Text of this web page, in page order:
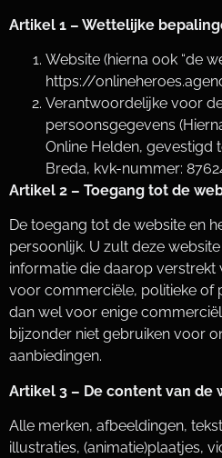
Artikel 1 – Wettelijke
Website (hierna ook “de
https://
Verantwoordelijke voor
persoonsgegevens
Online Helden, gevestigd
Breda, kvk-nummer:
Artikel 2 – Toegang tot de
De toegang tot de website en
persoonlijk. U zult deze
informatie die daarop verstrekt
voor commerciële, politieke of
dan wel voor enige
bijzonder niet gebruiken voor
aanbiedingen.
Artikel 3 – De content van de
Alle merken, afbeeldingen,
illustraties, (animatie)plaatjes,